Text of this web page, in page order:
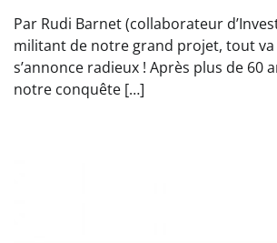
Par Rudi Barnet (collaborateur
militant de notre grand projet, tout va
s’annonce radieux ! Après plus de 60
notre conquête […]